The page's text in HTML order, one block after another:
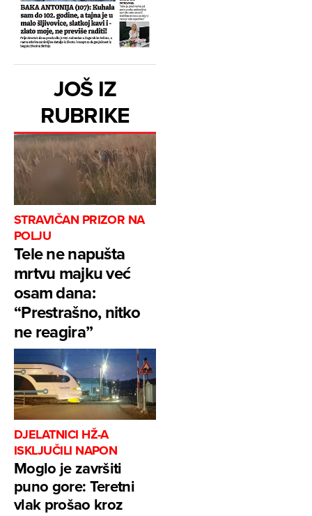
JOŠ IZ
RUBRIKE
STRAVIČAN PRIZOR NA
POLJU
Tele ne napušta
mrtvu majku već
osam dana:
“Prestrašno, nitko
ne reagira”
DJELATNICI HŽ-A
ISKLJUČILI NAPON
Moglo je završiti
puno gore: Teretni
vlak prošao kroz